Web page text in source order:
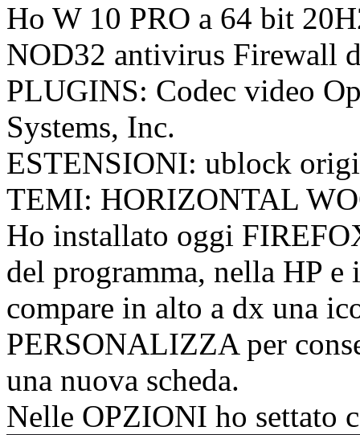
Ho W 10 PRO a 64 bit
NOD32 antivirus Firewall
PLUGINS: Codec video
Systems, Inc.
ESTENSIONI: ublock
TEMI: HORIZONTAL
Ho installato oggi
del programma, nella HP
compare in alto a dx una
PERSONALIZZA per
una nuova scheda.
Nelle OPZIONI ho settato